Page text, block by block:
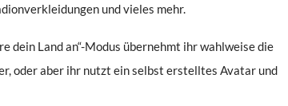
und vieles mehr.
dein Land an“-Modus übernehmt ihr wahlweise die
oder aber ihr nutzt ein selbst erstelltes Avatar und